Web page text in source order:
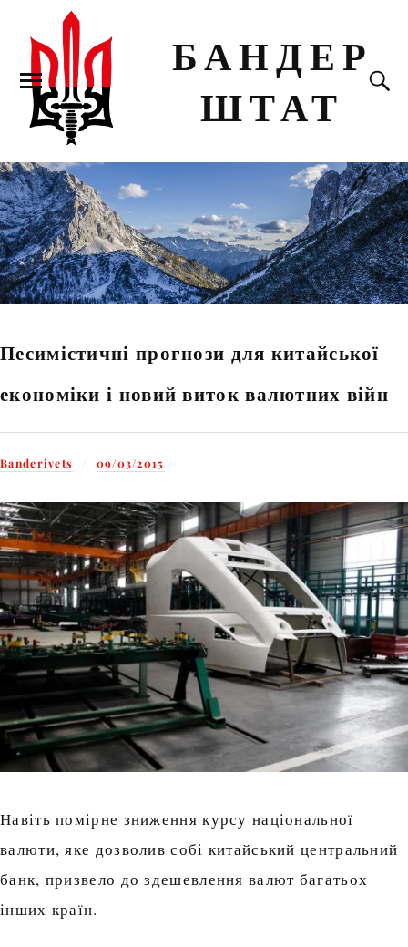
БАНДЕР
ШТАТ
Песимістичні прогнози для китайської
економіки і новий виток валютних війн
Banderivets 09/03/2015
Навіть помірне зниження курсу національної
валюти, яке дозволив собі китайський центральний
банк, призвело до здешевлення валют багатьох
інших країн.